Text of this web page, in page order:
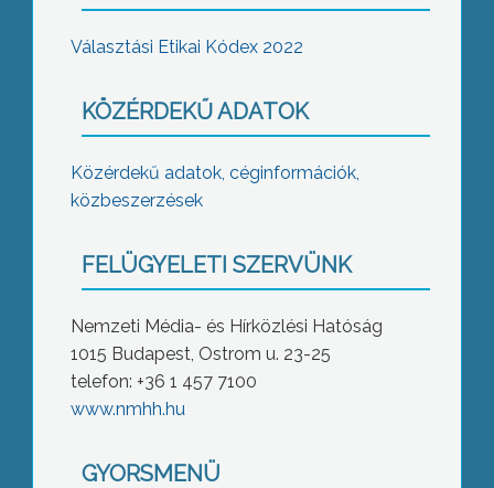
Választási Etikai Kódex 2022
KÖZÉRDEKŰ ADATOK
Közérdekű adatok, céginformációk,
közbeszerzések
FELÜGYELETI SZERVÜNK
Nemzeti Média- és Hírközlési Hatóság
1015 Budapest, Ostrom u. 23-25
telefon: +36 1 457 7100
www.nmhh.hu
GYORSMENÜ